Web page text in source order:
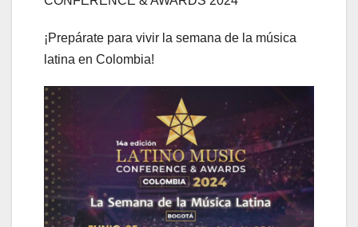
¡Prepárate para vivir la semana de la música
latina en Colombia!